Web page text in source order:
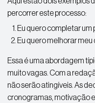
percorrer este processo:
Eu quero completar um
Eu quero melhorar meu
Essa é uma abordagem
muito vagas. Com a
não serão atingíveis. As
cronogramas, motivação